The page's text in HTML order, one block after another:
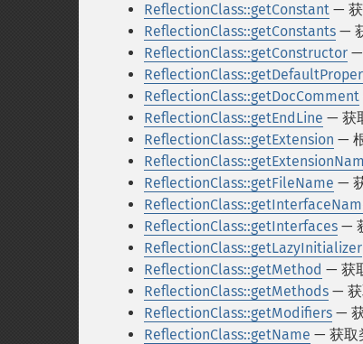
ReflectionClass::getConstant —
ReflectionClass::getConstants —
ReflectionClass::getConstructor —
ReflectionClass::getDocComment
ReflectionClass::getEndLine — 获
ReflectionClass::getExtension —
ReflectionClass::getFileName —
ReflectionClass::getInterfaces —
ReflectionClass::getLazyInitializer
ReflectionClass::getMethod — 获
ReflectionClass::getMethods — 获
ReflectionClass::getModifiers —
ReflectionClass::getName — 获取